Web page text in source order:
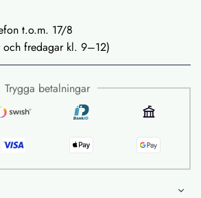
t.o.m. 17/8
och fredagar kl. 9–12)
Trygga betalningar